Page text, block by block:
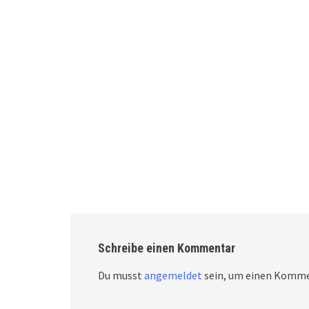
Schreibe einen Kommentar
Du musst angemeldet sein, um einen